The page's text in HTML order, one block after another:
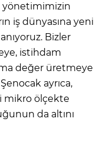
yönetimimizin
iş dünyasına yeni
Bizler
istihdam
değer üretmeye
ayrıca,
mikro ölçekte
da altını